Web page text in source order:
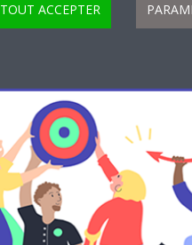
TOUT ACCEPTER